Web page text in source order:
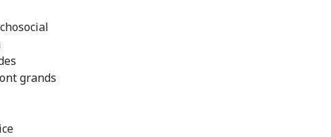
grands